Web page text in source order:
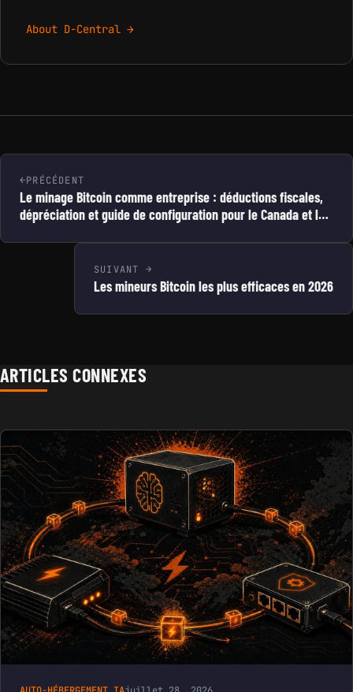
About D-Central →
PRÉCÉDENT
Le minage Bitcoin comme entreprise : déductions fiscales,
dépréciation et guide de configuration pour le Canada et les
SUIVANT
Les mineurs Bitcoin les plus efficaces en 2026
ARTICLES CONNEXES